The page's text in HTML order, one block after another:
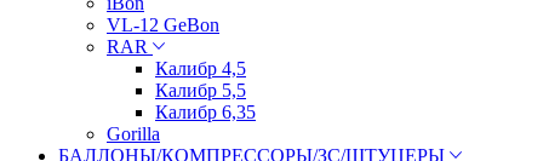
VL-12 GeBon
RAR
Калибр 4,5
Калибр 5,5
Калибр 6,35
Gorilla
БАЛЛОНЫ/КОМПРЕССОРЫ/ЗС/ШТУЦЕРЫ